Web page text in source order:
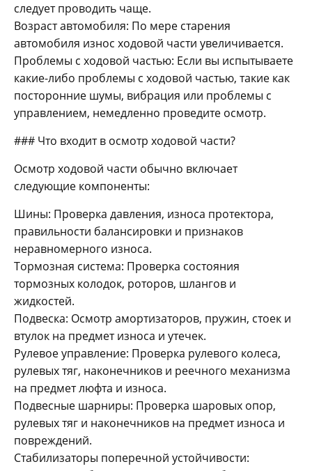
следует проводить чаще.
Возраст автомобиля: По мере старения
автомобиля износ ходовой части увеличивается.
Проблемы с ходовой частью: Если вы испытываете
какие-либо проблемы с ходовой частью, такие как
посторонние шумы, вибрация или проблемы с
управлением, немедленно проведите осмотр.
### Что входит в осмотр ходовой части?
Осмотр ходовой части обычно включает
следующие компоненты:
Шины: Проверка давления, износа протектора,
правильности балансировки и признаков
неравномерного износа.
Тормозная система: Проверка состояния
тормозных колодок, роторов, шлангов и
жидкостей.
Подвеска: Осмотр амортизаторов, пружин, стоек и
втулок на предмет износа и утечек.
Рулевое управление: Проверка рулевого колеса,
рулевых тяг, наконечников и реечного механизма
на предмет люфта и износа.
Подвесные шарниры: Проверка шаровых опор,
рулевых тяг и наконечников на предмет износа и
повреждений.
Стабилизаторы поперечной устойчивости: